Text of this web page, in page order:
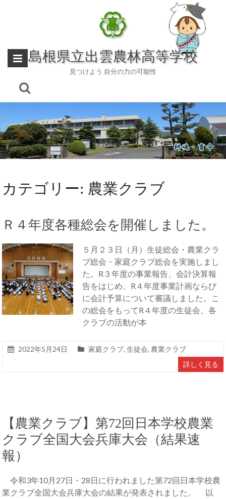
島根県立出雲農林高等学校
見つけよう 自分の力の可能性
カテゴリー: 農業クラブ
Ｒ４年度各種総会を開催しました。
５月２３日（月）生徒総会・農業クラ
ブ総会・家庭クラブ総会を実施しまし
た。R３年度の事業報告、会計決算報
告をはじめ、R４年度事業計画ならび
に会計予算について審議しました。こ
の総会をもってR４年度の生徒会、各
クラブの活動が本
2022年5月24日 家庭クラブ,生徒会, 農業クラブ
詳しく見る
【農業クラブ】第72回日本学校農業
クラブ全国大会兵庫大会（結果速
報）
令和3年10月27日・28日に行われました第72回日本学校農
業クラブ全国大会兵庫大会の結果が発表されました。 以